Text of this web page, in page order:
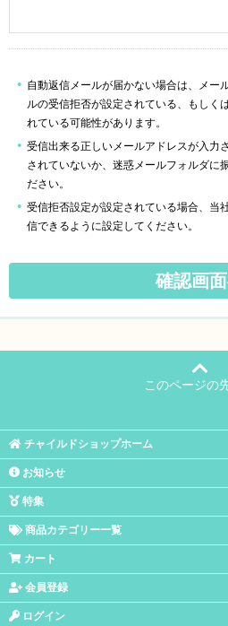
自動返信メールが届かない場合は、メー
ルの受信拒否が設定されている、もしく
れている可能性があります。
受信出来る正しいメールアドレスが入力
されていないか、迷惑メールフォルダに
ださい。
受信拒否設定が設定されている場合、当
信できるように設定してください。
このページの
チャイルドショップホーム
お知らせ
特集
商品カテゴリー一覧
カート
会員登録
ログイン